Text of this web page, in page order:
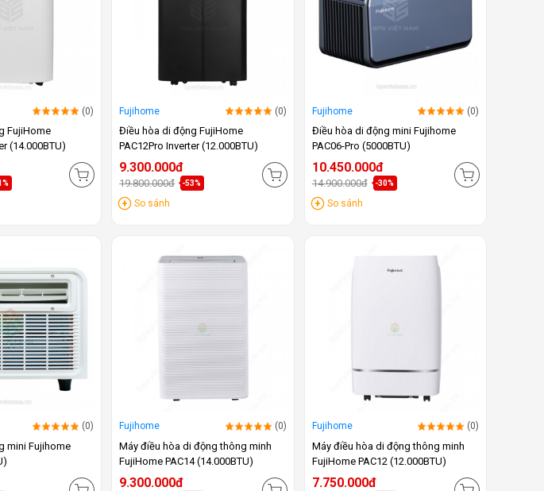
(0)
FujiHome
(14.000BTU)
Fujihome (0)
Điều hòa di động FujiHome
PAC12Pro Inverter (12.000BTU)
9.300.000đ
19.800.000đ -53%
So sánh
Fujihome (0)
Điều hòa di động mini Fujihome
PAC06-Pro (5000BTU)
10.450.000đ
14.900.000đ -30%
So sánh
(0)
mini Fujihome
Fujihome (0)
Máy điều hòa di động thông minh
FujiHome PAC14 (14.000BTU)
9.300.000đ
Fujihome (0)
Máy điều hòa di động thông minh
FujiHome PAC12 (12.000BTU)
7.750.000đ